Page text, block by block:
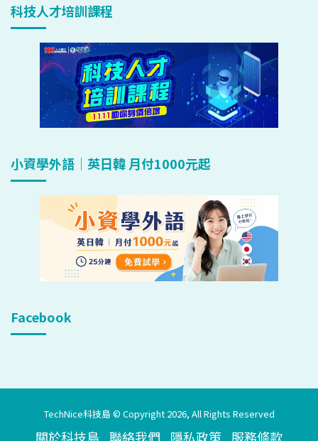
科技人才培訓課程
小資學外語｜英日韓 月付1000元起
Facebook
TechNice科技島 © Copyright 2026, All Rights Reserved
關於科技島 聯絡我們 隱私政策 服務條款